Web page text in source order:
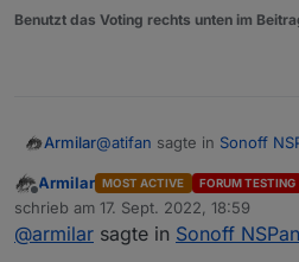
                   }
           }
Benutzt das Voting rechts unten im
Armilar@atifan sagte in Sonoff
Jo Leute ihr seid echt
Also habe den neuen
Echt jetzt?
Offline
Armilar MOST ACTIVE FORUM TESTING
schrieb am 17. Sept. 2022, 18:59
zuletzt editiert von
@armilar sagte in Sonoff